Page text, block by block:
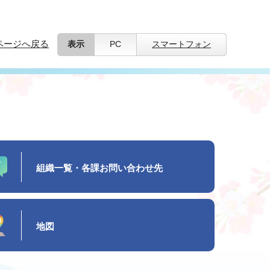
ージへ戻る 表示 PC スマートフォン
組織一覧・各課お問い合わせ先
地図